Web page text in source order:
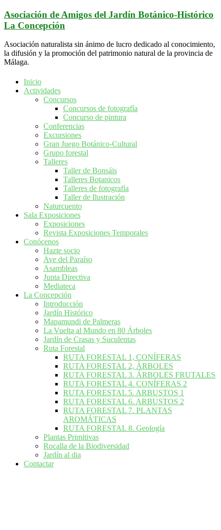
Saltar
al
contenido
Asociación de Amigos del Jardín Botánico-Histórico
La Concepción
Asociación naturalista sin ánimo de lucro dedicado al conocimiento,
la difusión y la promoción del patrimonio natural de la provincia de
Málaga.
Inicio
Actividades
Concursos
Concursos de fotografía
Concurso de pintura
Conferencias
Excursiones
Gran Juego Botánico-Cultural
Grupo forestal
Talleres
Taller de Bonsáis
Talleres Botanicos
Talleres de fotografía
Taller de Ilustración
Naturcuento
Sala Exposiciones
Exposiciones
Revista Exposiciones Temporales
Conócenos
Hazte socio
Ave del Paraíso
Asambleas
Junta Directiva
Mediateca
La Concepción
Introducción
Jardín Histórico
Mapamundi de Palmeras
La Vuelta al Mundo en 80 Árboles
Jardín de Crasas y Suculentas
Ruta Forestal
RUTA FORESTAL 1, CONÍFERAS
RUTA FORESTAL 2, ÁRBOLES
RUTA FORESTAL 3. ÁRBOLES FRUTALES
RUTA FORESTAL 4. CONÍFERAS 2
RUTA FORESTAL 5. ARBUSTOS 1
RUTA FORESTAL 6. ARBUSTOS 2
RUTA FORESTAL 7. PLANTAS
AROMÁTICAS
RUTA FORESTAL 8. Geología
Plantas Primitivas
Rocalla de la Biodiversidad
Jardín al dia
Contactar